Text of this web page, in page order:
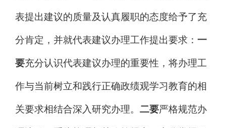
表提出建议的质量及认真履职的态度给予了充
分肯定，并就代表建议办理工作提出要求： 一
要充分认识代表建议办理的重要性，将办理工
作与当前树立和践行正确政绩观学习教育的相
关要求相结合深入研究办理。 二要严格规范办